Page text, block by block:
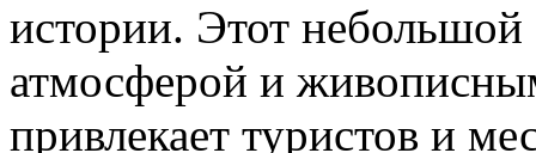
истории. Этот небольшой
атмосферой и
привлекает туристов и